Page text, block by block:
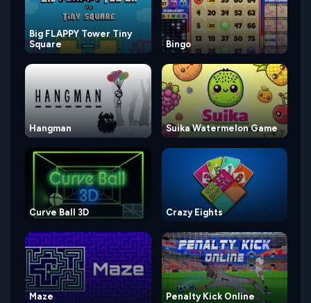
Big FLAPPY Tower Tiny
Square
Bingo
Hangman Suika Watermelon Game
Curve Ball 3D Crazy Eights
Maze Penalty Kick Online